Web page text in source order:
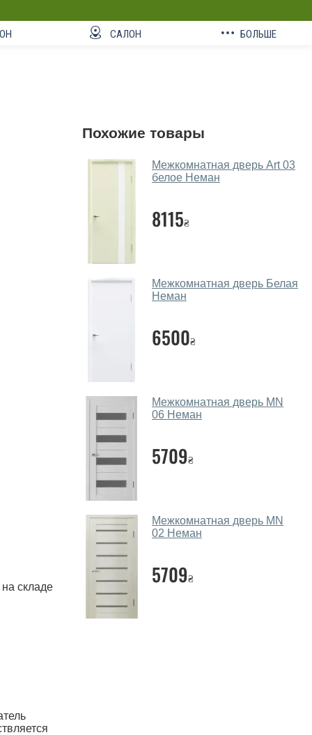
САЛОН БОЛЬШЕ
складе
Похожие товары
Межкомнатная дверь Art 03
белое Неман
8115₴
Межкомнатная дверь Белая
Неман
6500₴
Межкомнатная дверь MN
06 Неман
5709₴
Межкомнатная дверь MN
02 Неман
5709₴